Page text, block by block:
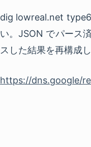
dig lowreal.net
い。JSON でパース
スした結果を再構成
https://dns.google/